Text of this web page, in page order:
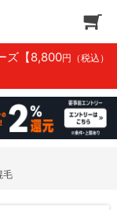
ズ 【8,800円（税込）
毛